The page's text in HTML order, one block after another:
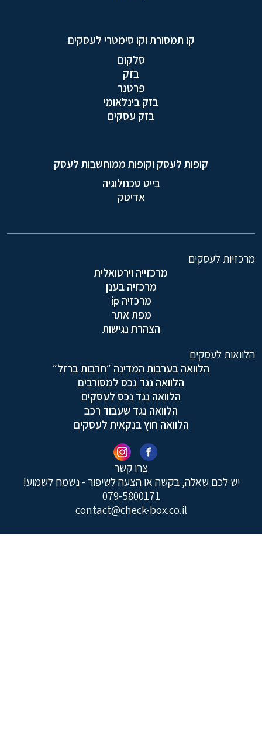
קו תמסורת וקו סימטרי לעסקים
סלקום
בזק
פרטנר
בזק בינלאומי
בזק עסקים
קופות לעסק וקופות ממוחשבות לעסק
בייט טכנולוגיה
אדיטק
צרו קשר
יש לכם שאלה, בקשה או הצעה לשיפור - נשמח לשמוע!
079-5800171
contact@check-box.co.il
מרכזיות לעסקים
מרכזייה וירטואלית
מרכזיה בענן
מרכזיה ip
מפת אתר
הצהרת נגישות
הלוואות לעסקים
הלוואה בערבות המדינה ״חרבות ברזל״
הלוואה נגד נכס למסורבים
הלוואה נגד נכס לעסקים
הלוואה נגד שעבוד רכב
הלוואה חוץ בנקאית לעסקים